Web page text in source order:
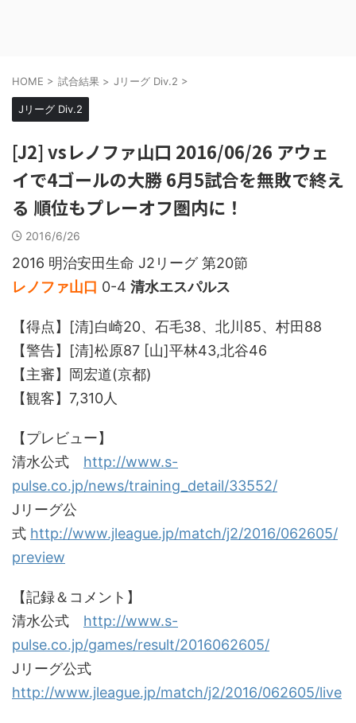
HOME > 試合結果 > Jリーグ Div.2 >
Jリーグ Div.2
[J2] vsレノファ山口 2016/06/26 アウェ
イで4ゴールの大勝 6月5試合を無敗で終え
る 順位もプレーオフ圏内に！
2016/6/26
2016 明治安田生命 J2リーグ 第20節
レノファ山口 0-4 清水エスパルス
【得点】[清]白崎20、石毛38、北川85、村田88
【警告】[清]松原87 [山]平林43,北谷46
【主審】岡宏道(京都)
【観客】7,310人
【プレビュー】
清水公式 http://www.s-
pulse.co.jp/news/training_detail/33552/
Jリーグ公
式 http://www.jleague.jp/match/j2/2016/062605/
preview
【記録＆コメント】
清水公式 http://www.s-
pulse.co.jp/games/result/2016062605/
Jリーグ公式
http://www.jleague.jp/match/j2/2016/062605/live